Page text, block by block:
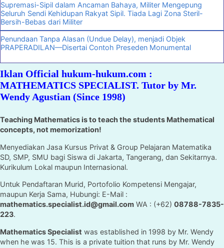
Supremasi-Sipil dalam Ancaman Bahaya, Militer Mengepung
Seluruh Sendi Kehidupan Rakyat Sipil. Tiada Lagi Zona Steril-
Bersih-Bebas dari Militer
Penundaan Tanpa Alasan (Undue Delay), menjadi Objek
PRAPERADILAN—Disertai Contoh Preseden Monumental
Iklan Official hukum-hukum.com :
MATHEMATICS SPECIALIST. Tutor by Mr.
Wendy Agustian (Since 1998)
Teaching Mathematics is to teach the students Mathematical
concepts, not memorization!
Menyediakan Jasa Kursus Privat & Group Pelajaran Matematika
SD, SMP, SMU bagi Siswa di Jakarta, Tangerang, dan Sekitarnya.
Kurikulum Lokal maupun Internasional.
Untuk Pendaftaran Murid, Portofolio Kompetensi Mengajar,
maupun Kerja Sama, Hubungi: E-Mail :
mathematics.specialist.id@gmail.com WA : (+62) 08788-7835-
223.
Mathematics Specialist was established in 1998 by Mr. Wendy
when he was 15. This is a private tuition that runs by Mr. Wendy